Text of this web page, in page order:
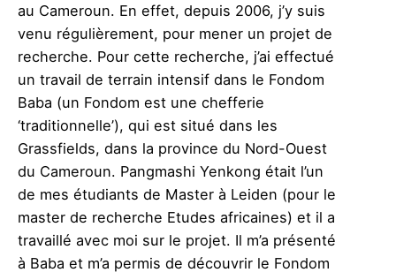
au Cameroun. En effet, depuis 2006, j’y suis
venu régulièrement, pour mener un projet de
recherche. Pour cette recherche, j’ai effectué
un travail de terrain intensif dans le Fondom
Baba (un Fondom est une chefferie
‘traditionnelle’), qui est situé dans les
Grassfields, dans la province du Nord-Ouest
du Cameroun. Pangmashi Yenkong était l’un
de mes étudiants de Master à Leiden (pour le
master de recherche Etudes africaines) et il a
travaillé avec moi sur le projet. Il m’a présenté
à Baba et m’a permis de découvrir le Fondom